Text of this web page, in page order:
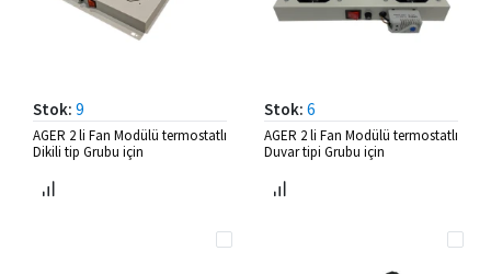
Stok: 9
AGER 2 li Fan Modülü termostatlı
Dikili tip Grubu için
Stok: 6
AGER 2 li Fan Modülü termostatlı
Duvar tipi Grubu için